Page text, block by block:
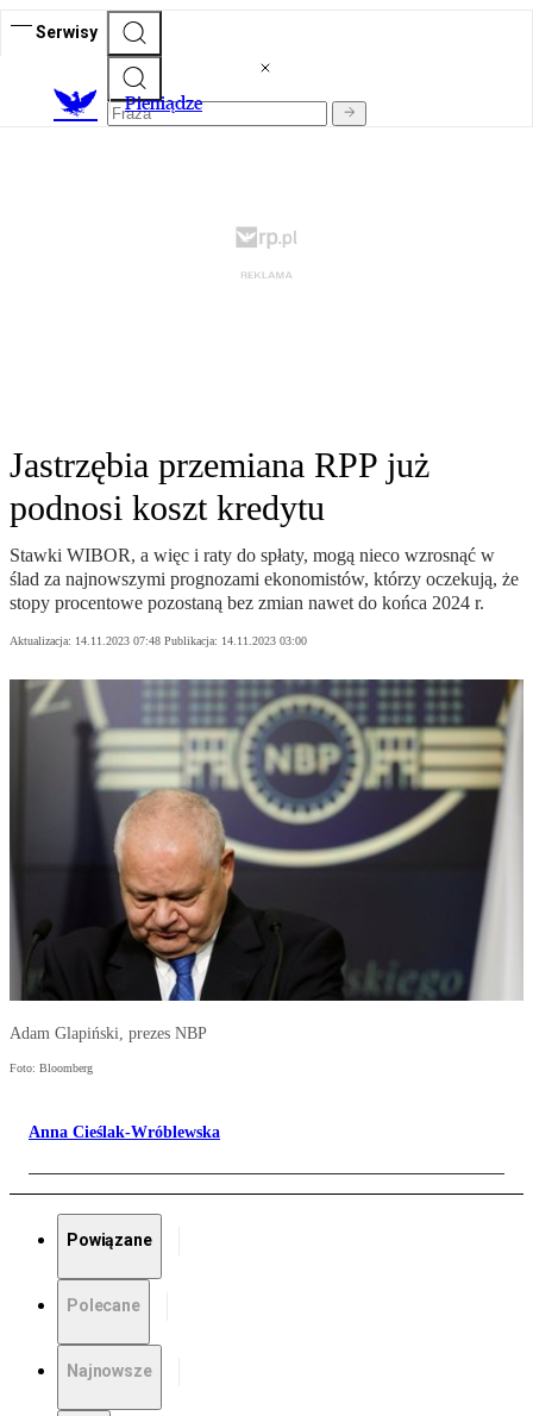
Serwisy
Pieniądze
Jastrzębia przemiana RPP już
podnosi koszt kredytu
Stawki WIBOR, a więc i raty do spłaty, mogą nieco wzrosnąć w
ślad za najnowszymi prognozami ekonomistów, którzy oczekują, że
stopy procentowe pozostaną bez zmian nawet do końca 2024 r.
Aktualizacja: 14.11.2023 07:48 Publikacja: 14.11.2023 03:00
Adam Glapiński, prezes NBP
Foto: Bloomberg
Anna Cieślak-Wróblewska
Powiązane
Polecane
Najnowsze